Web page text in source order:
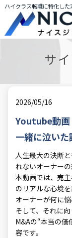
ハイクラス転職に特化した
サ
2026/05/16
Youtube動画
一緒に泣いた
人生最大の決断
れないオーナーの
本動画では、売
のリアルな心境を
オーナーが何に
そして、それに
M&Aの“本当の価
容です。